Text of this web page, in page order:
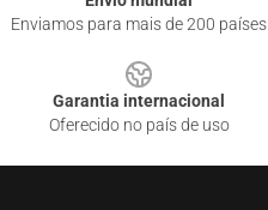
Enviamos para mais de 200 países
Garantia internacional
Oferecido no país de uso